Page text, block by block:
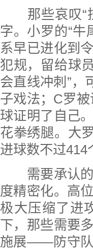
那些哀叹“技
字。小罗的“牛
系早已进化到
犯规，留给球
会直线冲刺”，
子戏法；C罗
球证明了自己
花拳绣腿。大
进球数不过414
需要承认的
度精密化。高
极大压缩了进
下，那些需要
施展——防守队